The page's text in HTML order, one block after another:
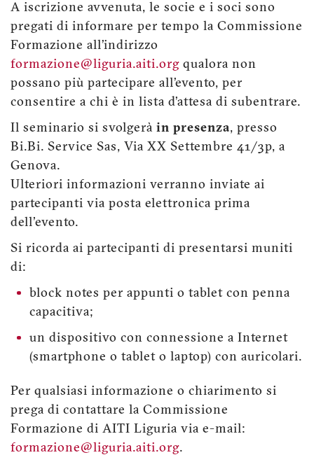
A iscrizione avvenuta, le socie e i soci sono
pregati di informare per tempo la Commissione
Formazione all’indirizzo
formazione@liguria.aiti.org qualora non
possano più partecipare all’evento, per
consentire a chi è in lista d’attesa di subentrare.
Il seminario si svolgerà in presenza, presso
Bi.Bi. Service Sas, Via XX Settembre 41/3p, a
Genova.
Ulteriori informazioni verranno inviate ai
partecipanti via posta elettronica prima
dell'evento.
Si ricorda ai partecipanti di presentarsi muniti
di:
block notes per appunti o tablet con penna
capacitiva;
un dispositivo con connessione a Internet
(smartphone o tablet o laptop) con auricolari.
Per qualsiasi informazione o chiarimento si
prega di contattare la Commissione
Formazione di AITI Liguria via e-mail:
formazione@liguria.aiti.org.